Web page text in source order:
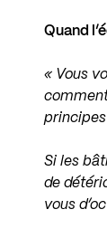
Quand
« Vous
Si les
de
vous